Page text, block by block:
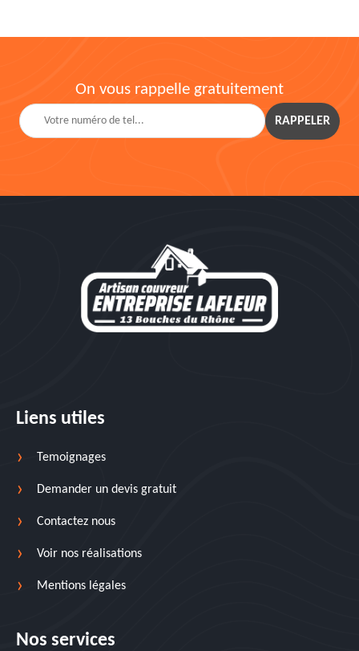
On vous rappelle gratuitement
Liens utiles
Temoignages
Demander un devis gratuit
Contactez nous
Voir nos réalisations
Mentions légales
Nos services